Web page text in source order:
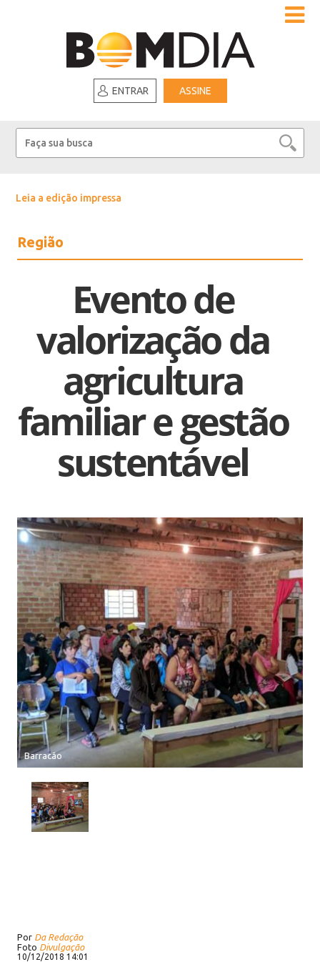
ENTRAR ASSINE
Leia a edição impressa
Região
Evento de
valorização da
agricultura
familiar e gestão
sustentável
Barracão
Por Da Redação
Foto Divulgação
10/12/2018 14:01